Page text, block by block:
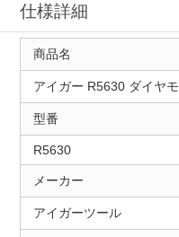
仕様詳細
商品名
アイガー R5630 ダイヤ
型番
R5630
メーカー
アイガーツール